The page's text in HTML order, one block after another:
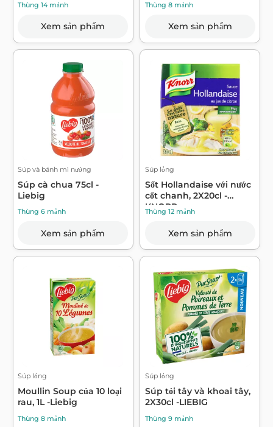
Thùng 14 mảnh
Xem sản phẩm
Thùng 8 mảnh
Xem sản phẩm
Súp và bánh mì nướng
Súp cà chua 75cl -
Liebig
Thùng 6 mảnh
Xem sản phẩm
Súp lỏng
Sốt Hollandaise với nước
cốt chanh, 2X20cl -
KNORR
Thùng 12 mảnh
Xem sản phẩm
Súp lỏng
Moullin Soup của 10 loại
rau, 1L -Liebig
Thùng 8 mảnh
Súp lỏng
Súp tỏi tây và khoai tây,
2X30cl -LIEBIG
Thùng 9 mảnh